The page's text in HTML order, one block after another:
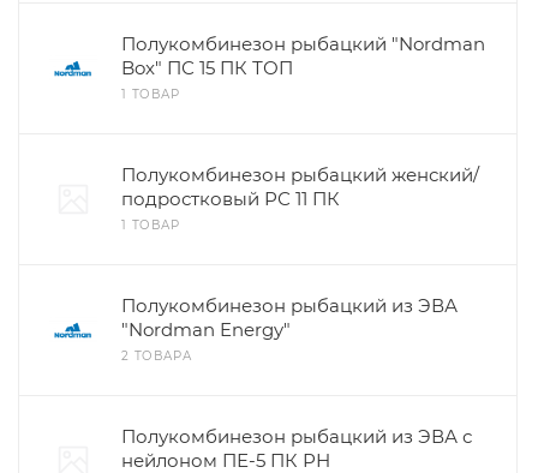
Полукомбинезон рыбацкий "Nordman
Box" ПС 15 ПК ТОП
1 ТОВАР
Полукомбинезон рыбацкий женский/
подростковый РС 11 ПК
1 ТОВАР
Полукомбинезон рыбацкий из ЭВА
"Nordman Energy"
2 ТОВАРА
Полукомбинезон рыбацкий из ЭВА с
нейлоном ПЕ-5 ПК РН